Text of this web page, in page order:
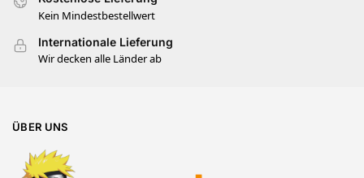
Kein Mindestbestellwert
Internationale Lieferung
Wir decken alle Länder ab
ÜBER UNS